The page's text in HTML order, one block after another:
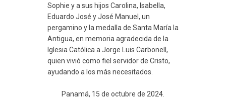
Sophie y a sus hijos Carolina, Isabella,
Eduardo José y José Manuel, un
pergamino y la medalla de Santa María la
Antigua, en memoria agradecida de la
Iglesia Católica a Jorge Luis Carbonell,
quien vivió como fiel servidor de Cristo,
ayudando a los más necesitados.
Panamá, 15 de octubre de 2024.